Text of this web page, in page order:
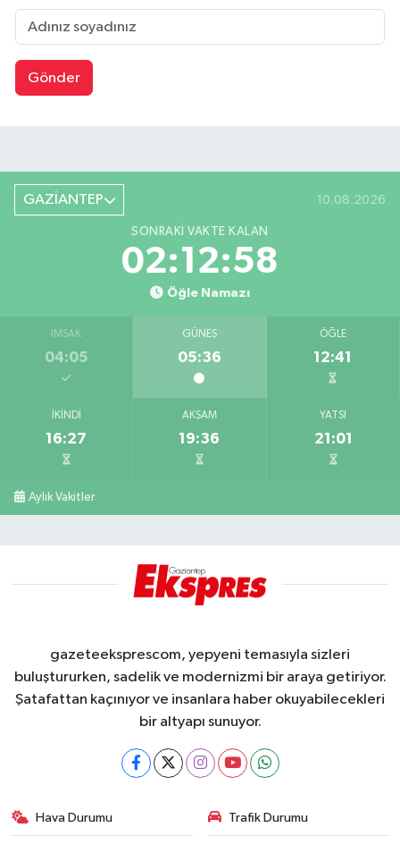
Gönder
GAZİANTEP 10.08.2026
SONRAKI VAKTE KALAN
02:12:57
Öğle Namazı
İMSAK
04:05
GÜNEŞ
05:36
ÖĞLE
12:41
İKINDI
16:27
AKŞAM
19:36
YATSI
21:01
Aylık Vakitler
gazeteeksprescom, yepyeni temasıyla sizleri
buluştururken, sadelik ve modernizmi bir araya getiriyor.
Şatafattan kaçınıyor ve insanlara haber okuyabilecekleri
bir altyapı sunuyor.
Hava Durumu Trafik Durumu